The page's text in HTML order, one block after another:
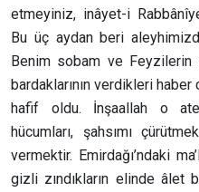
etmeyiniz, inâyet-i
Bu üç aydan beri
Benim sobam ve Feyzilerin
bardaklarının verdikleri
hafif oldu. İnşaallah o
hücumları, şahsımı
vermektir. Emirdağı’ndaki
gizli zındıkların elinde âlet